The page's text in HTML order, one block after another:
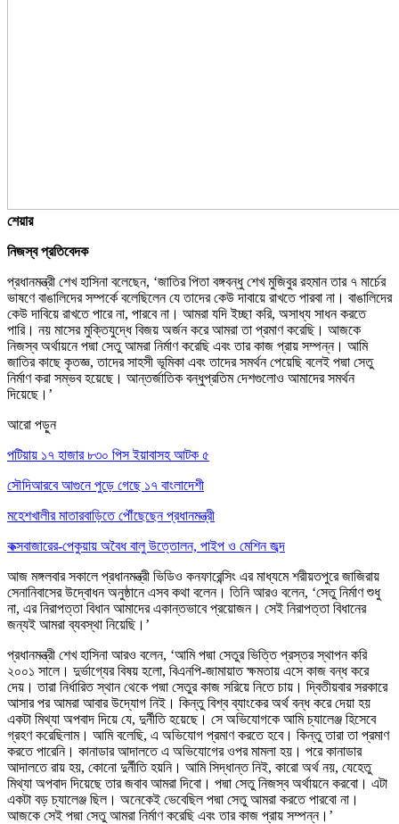
শেয়ার
নিজস্ব প্রতিবেদক
প্রধানমন্ত্রী শেখ হাসিনা বলেছেন, ‌‘জাতির পিতা বঙ্গবন্ধু শেখ মুজিবুর রহমান তার ৭ মার্চের
ভাষণে বাঙালিদের সম্পর্কে বলেছিলেন যে তাদের কেউ দাবায়ে রাখতে পারবা না। বাঙালিদের
কেউ দাবিয়ে রাখতে পারে না, পারবে না। আমরা যদি ইচ্ছা করি, অসাধ্য সাধন করতে
পারি। নয় মাসের মুক্তিযুদ্ধে বিজয় অর্জন করে আমরা তা প্রমাণ করেছি। আজকে
নিজস্ব অর্থায়নে পদ্মা সেতু আমরা নির্মাণ করেছি এবং তার কাজ প্রায় সম্পন্ন। আমি
জাতির কাছে কৃতজ্ঞ, তাদের সাহসী ভূমিকা এবং তাদের সমর্থন পেয়েছি বলেই পদ্মা সেতু
নির্মাণ করা সম্ভব হয়েছে। আন্তর্জাতিক বন্ধুপ্রতিম দেশগুলোও আমাদের সমর্থন
দিয়েছে।’
আরো পড়ুন
পটিয়ায় ১৭ হাজার ৮৩০ পিস ইয়াবাসহ আটক ৫
সৌদিআরবে আগুনে পুড়ে গেছে ১৭ বাংলাদেশী
মহেশখালীর মাতারবাড়িতে পৌঁছেছেন প্রধানমন্ত্রী
কক্সবাজারের-পেকুয়ায় অবৈধ বালু উত্তোলন, পাইপ ও মেশিন জব্দ
আজ মঙ্গলবার সকালে প্রধানমন্ত্রী ভিডিও কনফারেন্সিং এর মাধ্যমে শরীয়তপুরে জাজিরায়
সেনানিবাসের উদ্বোধন অনুষ্ঠানে এসব কথা বলেন। তিনি আরও বলেন, ‘সেতু নির্মাণ শুধু
না, এর নিরাপত্তা বিধান আমাদের একান্তভাবে প্রয়োজন। সেই নিরাপত্তা বিধানের
জন্যই আমরা ব্যবস্থা নিয়েছি।’
প্রধানমন্ত্রী শেখ হাসিনা আরও বলেন, ‘আমি পদ্মা সেতুর ভিত্তি প্রস্তর স্থাপন করি
২০০১ সালে। দুর্ভাগ্যের বিষয় হলো, বিএনপি-জামায়াত ক্ষমতায় এসে কাজ বন্ধ করে
দেয়। তারা নির্ধারিত স্থান থেকে পদ্মা সেতুর কাজ সরিয়ে নিতে চায়। দ্বিতীয়বার সরকারে
আসার পর আমরা আবার উদ্যোগ নিই। কিন্তু বিশ্ব ব্যাংকের অর্থ বন্ধ করে দেয়া হয়
একটা মিথ্যা অপবাদ দিয়ে যে, দুর্নীতি হয়েছে। সে অভিযোগকে আমি চ্যালেঞ্জ হিসেবে
গ্রহণ করেছিলাম। আমি বলেছি, এ অভিযোগ প্রমাণ করতে হবে। কিন্তু তারা তা প্রমাণ
করতে পারেনি। কানাডার আদালতে এ অভিযোগের ওপর মামলা হয়। পরে কানাডার
আদালতে রায় হয়, কোনো দুর্নীতি হয়নি। আমি সিদ্ধান্ত নিই, কারো অর্থ নয়, যেহেতু
মিথ্যা অপবাদ দিয়েছে তার জবাব আমরা দিবো। পদ্মা সেতু নিজস্ব অর্থায়নে করবো। এটা
একটা বড় চ্যালেঞ্জ ছিল। অনেকেই ভেবেছিল পদ্মা সেতু আমরা করতে পারবো না।
আজকে সেই পদ্মা সেতু আমরা নির্মাণ করেছি এবং তার কাজ প্রায় সম্পন্ন।’